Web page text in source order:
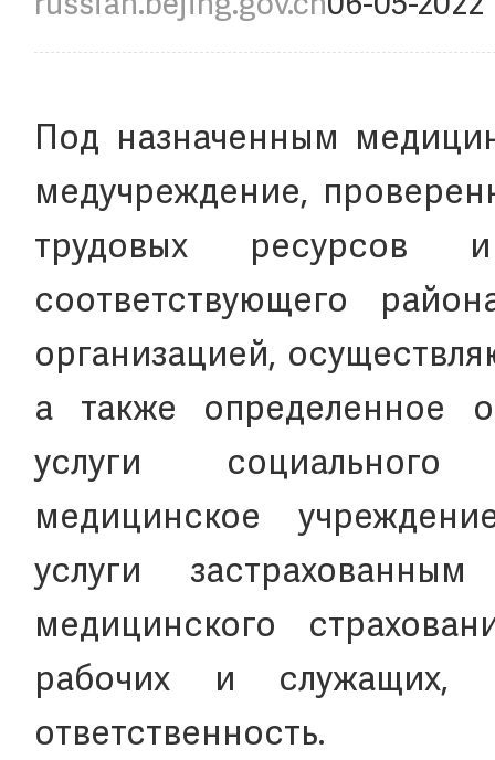
Под назначенным
медучреждение,
трудовых ресурсов
соответствующего
организацией,
а также определенное
услуги социального
медицинское
услуги
медицинского
рабочих и служащих,
ответственность.